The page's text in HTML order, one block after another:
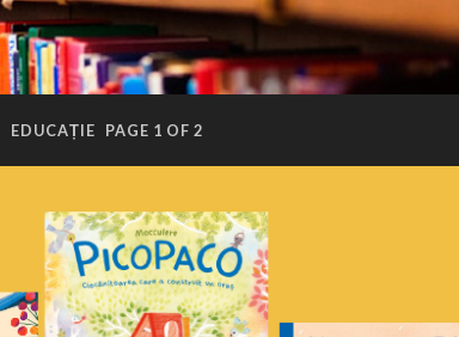
EDUCAȚIE PAGE 1 OF 2